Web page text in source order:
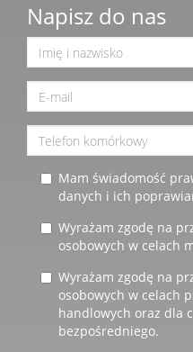
Napisz do nas
Mam świadomość
danych i ich
Wyrażam zgodę na
osobowych w celach
Wyrażam zgodę na
osobowych w celach
handlowych oraz dla
bezpośredniego.